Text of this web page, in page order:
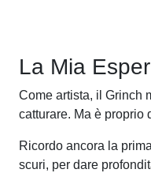
La Mia
Come artista, il Grinch
catturare. Ma è proprio
Ricordo ancora la
scuri, per dare